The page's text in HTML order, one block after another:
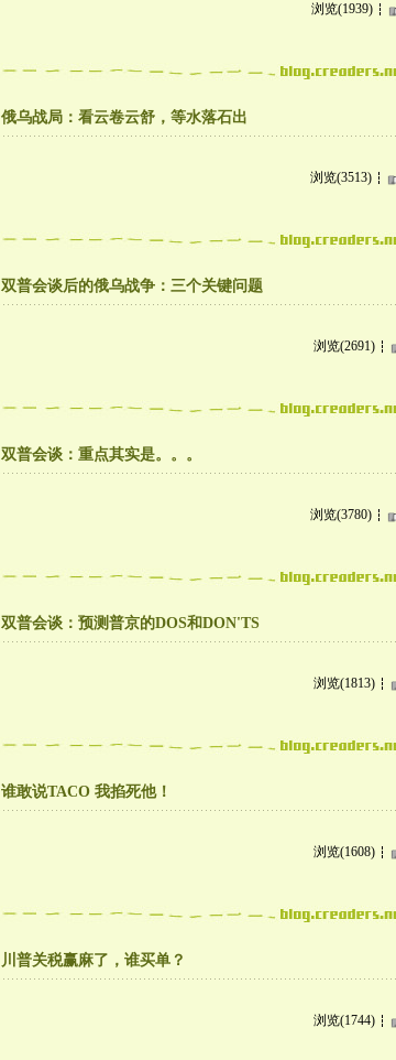
浏览(1939)
俄乌战局：看云卷云舒，等水落石出
浏览(3513)
双普会谈后的俄乌战争：三个关键问题
浏览(2691)
双普会谈：重点其实是。。。
浏览(3780)
双普会谈：预测普京的DOS和DON'TS
浏览(1813)
谁敢说TACO 我掐死他！
浏览(1608)
川普关税赢麻了，谁买单？
浏览(1744)